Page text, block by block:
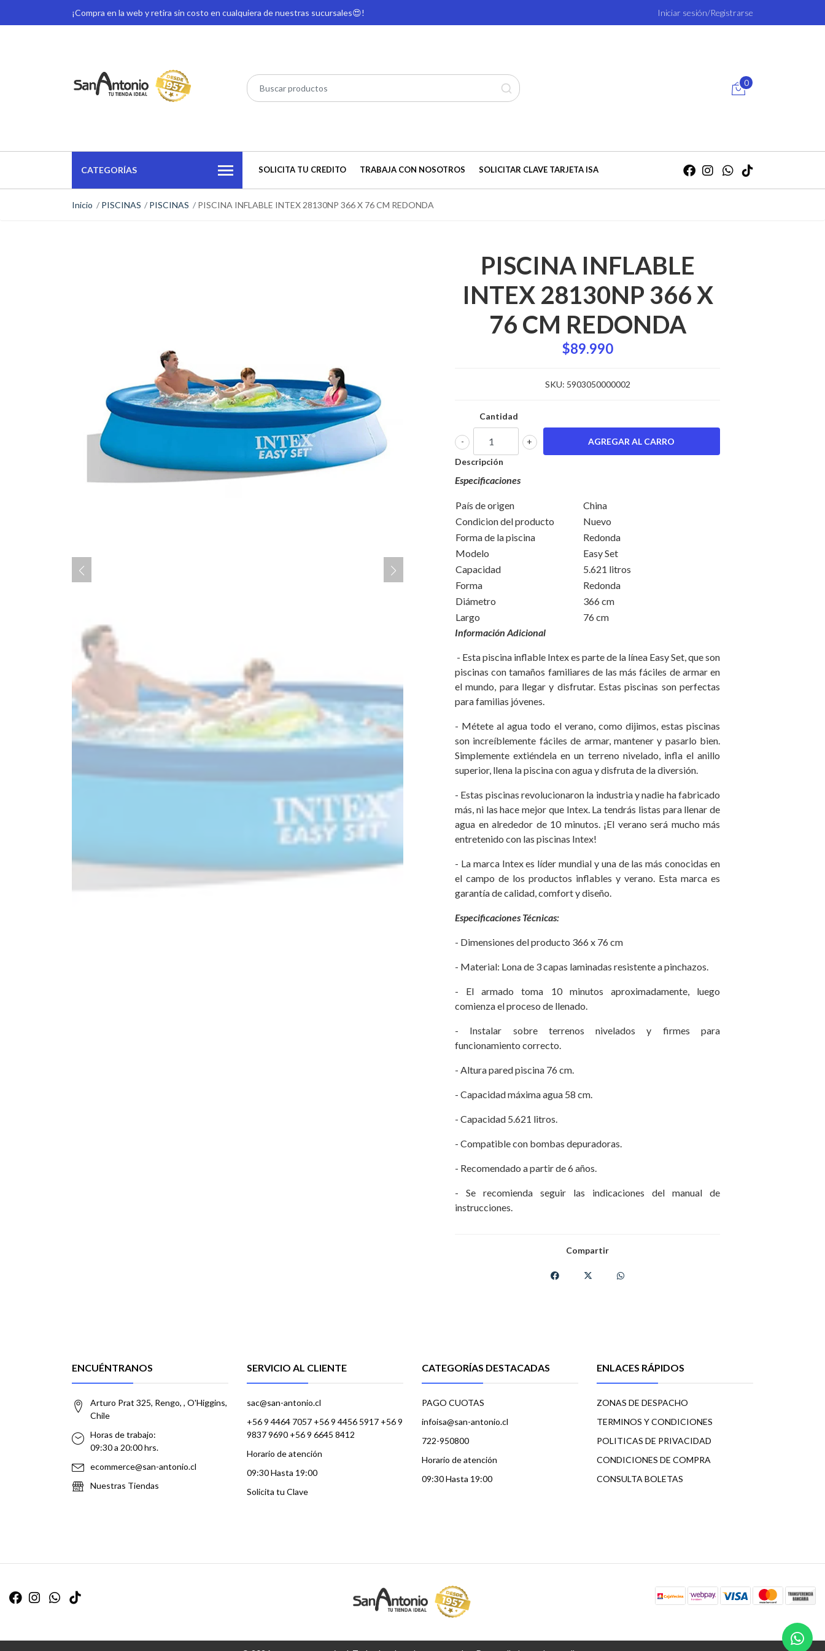
¡Compra en la web y retira sin costo en cualquiera de nuestras sucursales😍! Iniciar sesión/Registrarse
0
CATEGORÍAS SOLICITA TU CREDITO TRABAJA CON NOSOTROS SOLICITAR CLAVE TARJETA ISA
Inicio PISCINAS PISCINAS PISCINA INFLABLE INTEX 28130NP 366 X 76 CM REDONDA
PISCINA INFLABLE
INTEX 28130NP 366 X
76 CM REDONDA
$89.990
SKU: 5903050000002
Cantidad
+
-
Descripción
Especificaciones
País de origen
China
Condicion del producto
Nuevo
Forma de la piscina
Redonda
Modelo
Easy Set
Capacidad
5.621 litros
Forma
Redonda
Diámetro
366 cm
Largo
76 cm
Información Adicional
- Esta piscina inflable Intex es parte de la línea Easy Set, que son
piscinas con tamaños familiares de las más fáciles de armar en
el mundo, para llegar y disfrutar. Estas piscinas son perfectas
para familias jóvenes.
- Métete al agua todo el verano, como dijimos, estas piscinas
son increíblemente fáciles de armar, mantener y pasarlo bien.
Simplemente extiéndela en un terreno nivelado, infla el anillo
superior, llena la piscina con agua y disfruta de la diversión.
- Estas piscinas revolucionaron la industria y nadie ha fabricado
más, ni las hace mejor que Intex. La tendrás listas para llenar de
agua en alrededor de 10 minutos. ¡El verano será mucho más
entretenido con las piscinas Intex!
- La marca Intex es líder mundial y una de las más conocidas en
el campo de los productos inflables y verano. Esta marca es
garantía de calidad, comfort y diseño.
Especificaciones Técnicas:
- Dimensiones del producto 366 x 76 cm
- Material: Lona de 3 capas laminadas resistente a pinchazos.
- El armado toma 10 minutos aproximadamente, luego
comienza el proceso de llenado.
- Instalar sobre terrenos nivelados y firmes para
funcionamiento correcto.
- Altura pared piscina 76 cm.
- Capacidad máxima agua 58 cm.
- Capacidad 5.621 litros.
- Compatible con bombas depuradoras.
- Recomendado a partir de 6 años.
- Se recomienda seguir las indicaciones del manual de
instrucciones.
Compartir
ENCUÉNTRANOS
Arturo Prat 325, Rengo, , O'Higgins,
Chile
Horas de trabajo:
09:30 a 20:00 hrs.
ecommerce@san-antonio.cl
Nuestras Tiendas
SERVICIO AL CLIENTE
sac@san-antonio.cl
+56 9 4464 7057 +56 9 4456 5917 +56 9
9837 9690 +56 9 6645 8412
Horario de atención
09:30 Hasta 19:00
Solicita tu Clave
CATEGORÍAS DESTACADAS
PAGO CUOTAS
infoisa@san-antonio.cl
722-950800
Horario de atención
09:30 Hasta 19:00
ENLACES RÁPIDOS
ZONAS DE DESPACHO
TERMINOS Y CONDICIONES
POLITICAS DE PRIVACIDAD
CONDICIONES DE COMPRA
CONSULTA BOLETAS